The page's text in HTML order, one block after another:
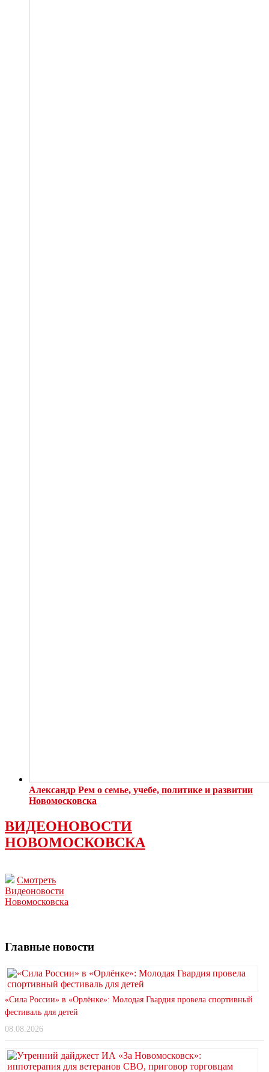
Александр Рем о семье, учебе, политике и развитии
Новомосковска
ВИДЕОНОВОСТИ
НОВОМОСКОВСКА
Смотреть
Видеоновости
Новомосковска
Главные новости
«Сила России» в «Орлёнке»: Молодая Гвардия провела спортивный
фестиваль для детей
08.08.2026